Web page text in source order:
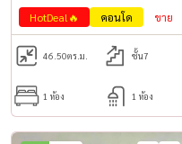
Inquire / Visit the room
Call / WhatsApp:+66 (0)98-
LINE: @housewa
Email:
Website:
Facebook: Housewa Asset
HotDeal🔥 คอนโด ขาย
46.50ตร.ม. ชั้น7
1 ห้อง 1 ห้อง